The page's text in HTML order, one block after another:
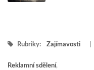
Rubriky: Zajímavosti
Reklamní sdělení,